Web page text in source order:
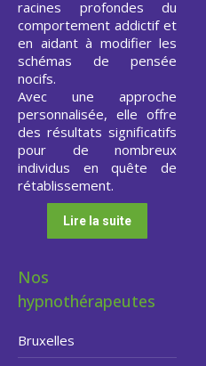
racines profondes du
comportement addictif et
en aidant à modifier les
schémas de pensée
nocifs.
Avec une approche
personnalisée, elle offre
des résultats significatifs
pour de nombreux
individus en quête de
rétablissement.
Lire la suite
Nos
hypnothérapeutes
Bruxelles